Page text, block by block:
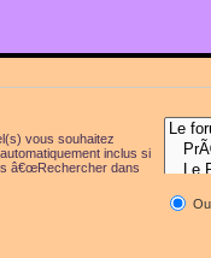
vous souhaitez
inclus si
â€œRechercher dans